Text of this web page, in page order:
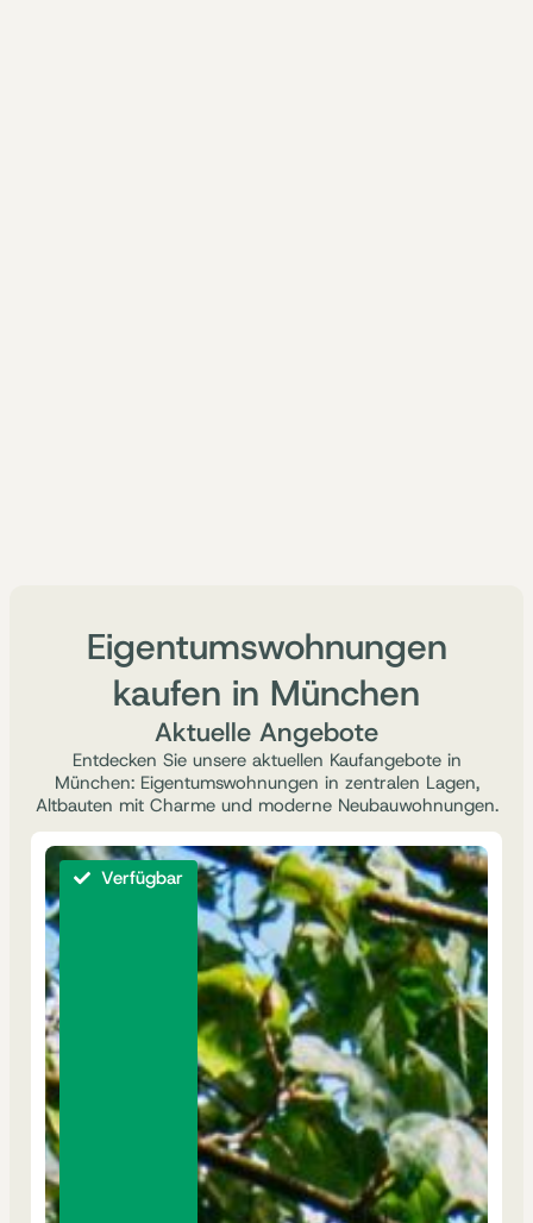
Eigentumswohnungen
kaufen in München
Aktuelle Angebote
Entdecken Sie unsere aktuellen Kaufangebote in
München: Eigentumswohnungen in zentralen Lagen,
Altbauten mit Charme und moderne Neubauwohnungen.
Verfügbar